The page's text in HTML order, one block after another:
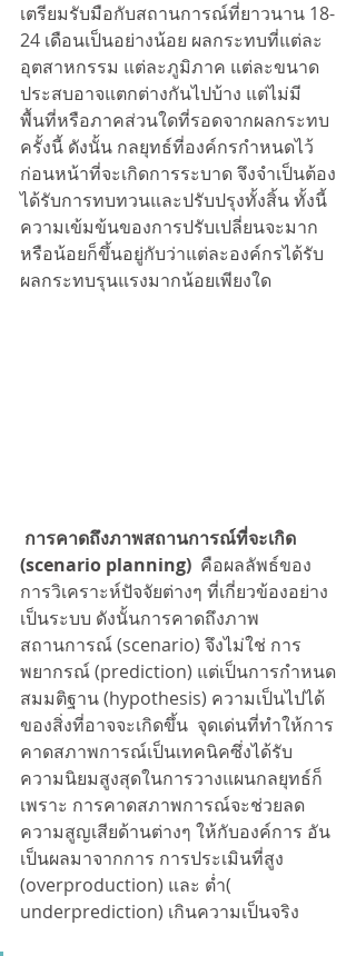
เตรียมรับมือกับสถานการณ์ที่ยาวนาน 18-
24 เดือนเป็นอย่างน้อย ผลกระทบที่แต่ละ
อุตสาหกรรม แต่ละภูมิภาค แต่ละขนาด
ประสบอาจแตกต่างกันไปบ้าง แต่ไม่มี
พื้นที่หรือภาคส่วนใดที่รอดจากผลกระทบ
ครั้งนี้ ดังนั้น กลยุทธ์ที่องค์กรกำหนดไว้
ก่อนหน้าที่จะเกิดการระบาด จึงจำเป็นต้อง
ได้รับการทบทวนและปรับปรุงทั้งสิ้น ทั้งนี้
ความเข้มข้นของการปรับเปลี่ยนจะมาก
หรือน้อยก็ขึ้นอยู่กับว่าแต่ละองค์กรได้รับ
ผลกระทบรุนแรงมากน้อยเพียงใด
(scenario planning)
  คือผลลัพธ์ของ
การวิเคราะห์ปัจจัยต่างๆ ที่เกี่ยวข้องอย่าง
เป็นระบบ ดังนั้นการคาดถึงภาพ
สถานการณ์ (scenario) จึงไม่ใช่ การ
พยากรณ์ (prediction) แต่เป็นการกำหนด
สมมติฐาน (hypothesis) ความเป็นไปได้
ของสิ่งที่อาจจะเกิดขึ้น  จุดเด่นที่ทำให้การ
คาดสภาพการณ์เป็นเทคนิคซึ่งได้รับ
ความนิยมสูงสุดในการวางแผนกลยุทธ์ก็
เพราะ การคาดสภาพการณ์จะช่วยลด
ความสูญเสียด้านต่างๆ ให้กับองค์การ อัน
เป็นผลมาจากการ การประเมินที่สูง
(overproduction) และ ต่ำ(
underprediction) เกินความเป็นจริง